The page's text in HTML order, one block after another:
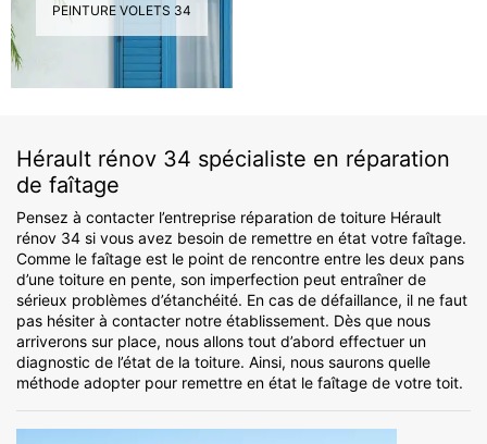
PEINTURE VOLETS 34
Hérault rénov 34 spécialiste en réparation
de faîtage
Pensez à contacter l’entreprise réparation de toiture Hérault
rénov 34 si vous avez besoin de remettre en état votre faîtage.
Comme le faîtage est le point de rencontre entre les deux pans
d’une toiture en pente, son imperfection peut entraîner de
sérieux problèmes d’étanchéité. En cas de défaillance, il ne faut
pas hésiter à contacter notre établissement. Dès que nous
arriverons sur place, nous allons tout d’abord effectuer un
diagnostic de l’état de la toiture. Ainsi, nous saurons quelle
méthode adopter pour remettre en état le faîtage de votre toit.